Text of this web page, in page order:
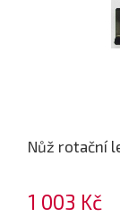
Nůž rotační
1 003 Kč